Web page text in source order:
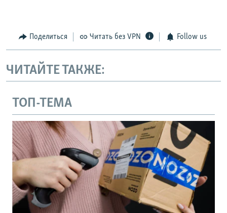
Поделиться Читать без VPN Follow us
ЧИТАЙТЕ ТАКЖЕ:
ТОП-ТЕМА